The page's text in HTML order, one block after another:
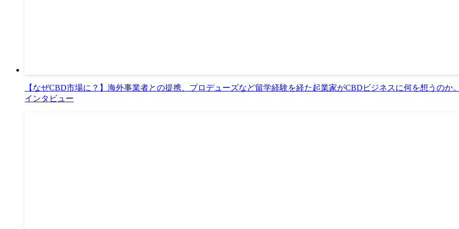
【なぜCBD市場に？】海外事業者との提携、プロデューズなど留学経験を経た起業家がCBDビジネスに何を想うのか
インタビュー